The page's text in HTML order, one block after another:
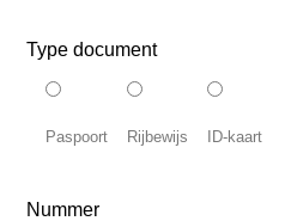
Type document
Paspoort Rijbewijs ID-kaart
Nummer